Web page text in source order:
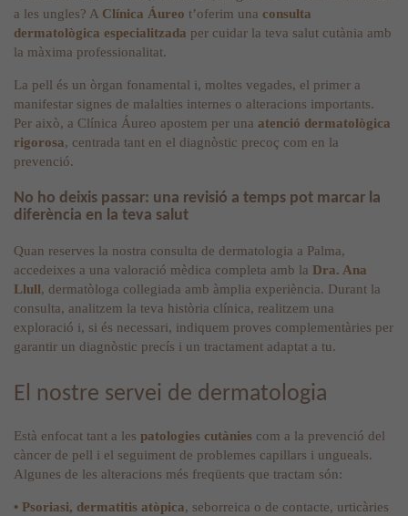
a les ungles? A Clínica Áureo t’oferim una consulta
dermatològica especialitzada per cuidar la teva salut cutània amb
la màxima professionalitat.
La pell és un òrgan fonamental i, moltes vegades, el primer a
manifestar signes de malalties internes o alteracions importants.
Per això, a Clínica Áureo apostem per una atenció dermatològica
rigorosa, centrada tant en el diagnòstic precoç com en la
prevenció.
No ho deixis passar: una revisió a temps pot marcar la
diferència en la teva salut
Quan reserves la nostra consulta de dermatologia a Palma,
accedeixes a una valoració mèdica completa amb la Dra. Ana
Llull, dermatòloga collegiada amb àmplia experiència. Durant la
consulta, analitzem la teva història clínica, realitzem una
exploració i, si és necessari, indiquem proves complementàries per
garantir un diagnòstic precís i un tractament adaptat a tu.
El nostre servei de dermatologia
Està enfocat tant a les patologies cutànies com a la prevenció del
càncer de pell i el seguiment de problemes capillars i ungueals.
Algunes de les alteracions més freqüents que tractam són:
• Psoriasi, dermatitis atòpica, seborreica o de contacte, urticàries